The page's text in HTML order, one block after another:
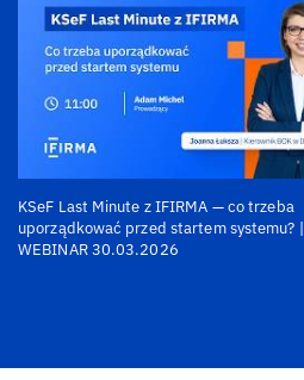
KSeF Last Minute z IFIRMA — co trzeba
uporządkować przed startem systemu? |
WEBINAR 30.03.2026